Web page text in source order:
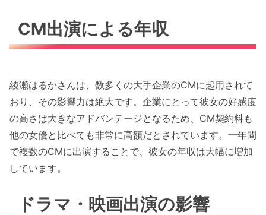
CM出演による年収
綾瀬はるかさんは、数多くの大手企業のCMに起用されて
おり、その影響力は絶大です。企業にとって彼女の好感度
の高さは大きなアドバンテージとなるため、CM契約料も
他の女優と比べても非常に高額だとされています。一年間
で複数のCMに出演することで、彼女の年収は大幅に増加
しています。
ドラマ・映画出演の影響